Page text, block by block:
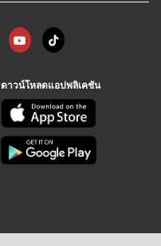
ดาวน์โหลดแอปพลิเคชัน